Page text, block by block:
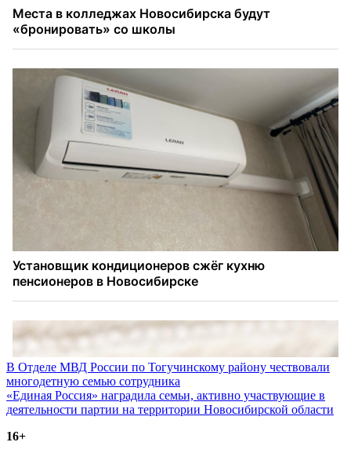
Навигация
по
записям
В Отделе МВД России по Тогучинскому району чествовали
многодетную семью сотрудника
«Единая Россия» наградила семьи, активно участвующие в
деятельности партии на территории Новосибирской области
16+